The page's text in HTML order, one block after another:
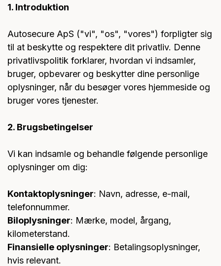
1. Introduktion
Autosecure ApS ("vi", "os", "vores") forpligter sig
til at beskytte og respektere dit privatliv. Denne
privatlivspolitik forklarer, hvordan vi indsamler,
bruger, opbevarer og beskytter dine personlige
oplysninger, når du besøger vores hjemmeside og
bruger vores tjenester.
2. Brugsbetingelser
Vi kan indsamle og behandle følgende personlige
oplysninger om dig:
Kontaktoplysninger: Navn, adresse, e-mail,
telefonnummer.
Biloplysninger: Mærke, model, årgang,
kilometerstand.
Finansielle oplysninger: Betalingsoplysninger,
hvis relevant.